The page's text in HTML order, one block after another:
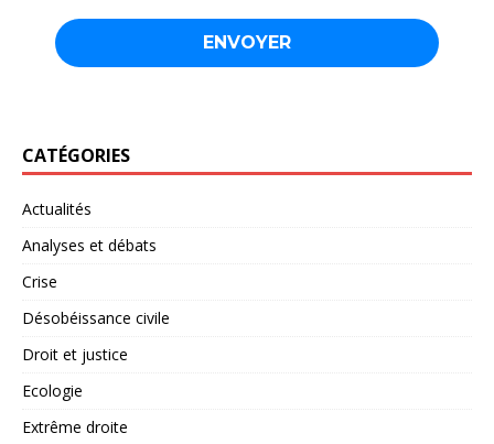
CATÉGORIES
Actualités
Analyses et débats
Crise
Désobéissance civile
Droit et justice
Ecologie
Extrême droite